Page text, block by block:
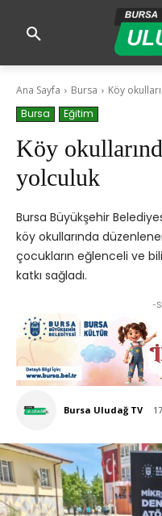
Ana Sayfa Bursa
Köy
Bursa
Eğitim
Köy
yolculuk
Bursa Büyükşehir
köy okullarında
çocukların eğlenceli ve
katkı sağladı.
-
Bursa Uludağ TV